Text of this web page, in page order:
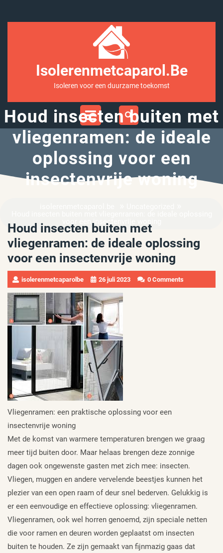
Isolerenmetcaparol.be
Isoleren voor een duurzame toekomst
Open
Menu
Houd insecten buiten met
vliegenramen: de ideale
oplossing voor een
insectenvrije woning
voor een insectenvrije woning
Houd insecten buiten met
vliegenramen: de ideale oplossing
voor een insectenvrije woning
isolerenmetcaparolbe 26 juli 2023 0 Comments
Vliegenramen: een praktische oplossing voor een
insectenvrije woning
Met de komst van warmere temperaturen brengen we graag
meer tijd buiten door. Maar helaas brengen deze zonnige
dagen ook ongewenste gasten met zich mee: insecten.
Vliegen, muggen en andere vervelende beestjes kunnen het
plezier van een open raam of deur snel bederven. Gelukkig is
er een eenvoudige en effectieve oplossing: vliegenramen.
Vliegenramen, ook wel horren genoemd, zijn speciale netten
die voor ramen en deuren worden geplaatst om insecten
buiten te houden. Ze zijn gemaakt van fijnmazig gaas dat